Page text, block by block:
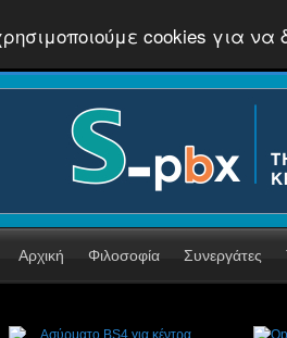
cookies για
Αρχική Φιλοσοφία Συνεργάτες